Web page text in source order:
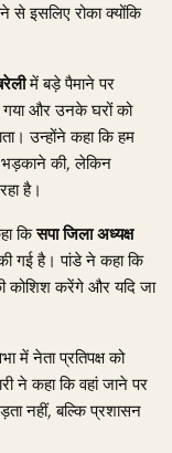
से इसलिए रोका क्योंकि
में बड़े पैमाने पर
गया और उनके घरों को
उन्होंने कहा कि हम
भड़काने की, लेकिन
है।
किसपा जिला अध्यक्ष
गई है। पांडे ने कहा कि
कोशिश करेंगे और यदि जा
में नेता प्रतिपक्ष को
ने कहा कि वहां जाने पर
नहीं, बल्कि प्रशासन